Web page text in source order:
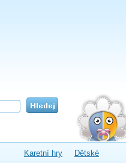
Karetní hry Dětské